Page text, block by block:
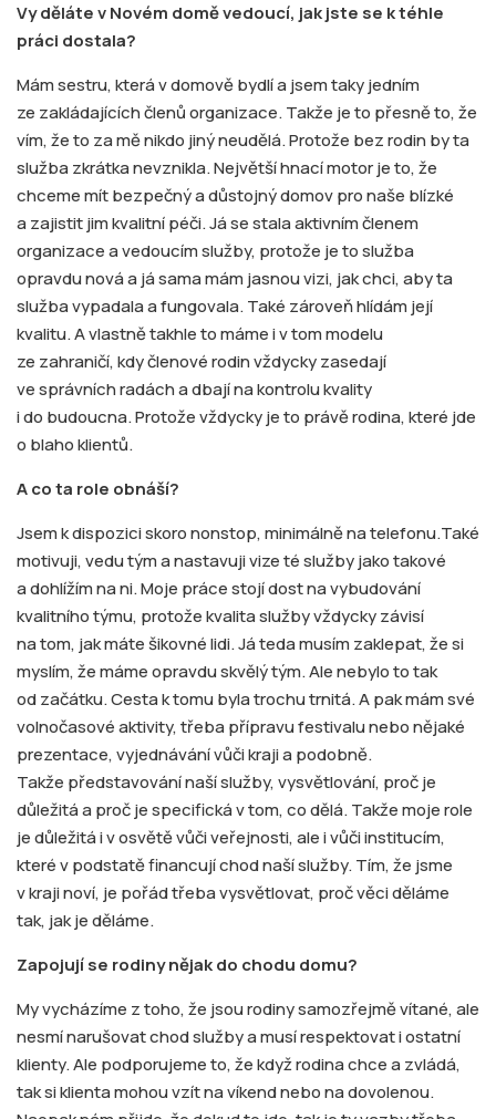
Vy děláte v Novém domě vedoucí, jak jste se k téhle
práci dostala?
Mám sestru, která v domově bydlí a jsem taky jedním
ze zakládajících členů organizace. Takže je to přesně to, že
vím, že to za mě nikdo jiný neudělá. Protože bez rodin by ta
služba zkrátka nevznikla. Největší hnací motor je to, že
chceme mít bezpečný a důstojný domov pro naše blízké
a zajistit jim kvalitní péči. Já se stala aktivním členem
organizace a vedoucím služby, protože je to služba
opravdu nová a já sama mám jasnou vizi, jak chci, aby ta
služba vypadala a fungovala. Také zároveň hlídám její
kvalitu. A vlastně takhle to máme i v tom modelu
ze zahraničí, kdy členové rodin vždycky zasedají
ve správních radách a dbají na kontrolu kvality
i do budoucna. Protože vždycky je to právě rodina, které jde
o blaho klientů.
A co ta role obnáší?
Jsem k dispozici skoro nonstop, minimálně na telefonu.Také
motivuji, vedu tým a nastavuji vize té služby jako takové
a dohlížím na ni. Moje práce stojí dost na vybudování
kvalitního týmu, protože kvalita služby vždycky závisí
na tom, jak máte šikovné lidi. Já teda musím zaklepat, že si
myslím, že máme opravdu skvělý tým. Ale nebylo to tak
od začátku. Cesta k tomu byla trochu trnitá. A pak mám své
volnočasové aktivity, třeba přípravu festivalu nebo nějaké
prezentace, vyjednávání vůči kraji a podobně.
Takže představování naší služby, vysvětlování, proč je
důležitá a proč je specifická v tom, co dělá. Takže moje role
je důležitá i v osvětě vůči veřejnosti, ale i vůči institucím,
které v podstatě financují chod naší služby. Tím, že jsme
v kraji noví, je pořád třeba vysvětlovat, proč věci děláme
tak, jak je děláme.
Zapojují se rodiny nějak do chodu domu?
My vycházíme z toho, že jsou rodiny samozřejmě vítané, ale
nesmí narušovat chod služby a musí respektovat i ostatní
klienty. Ale podporujeme to, že když rodina chce a zvládá,
tak si klienta mohou vzít na víkend nebo na dovolenou.